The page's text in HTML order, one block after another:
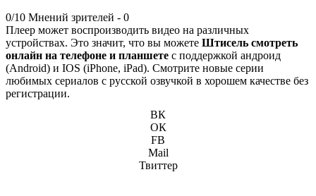
0/10 Мнений зрителей - 0
Плеер может воспроизводить видео на различных
устройствах. Это значит, что вы можете Штисель смотреть
онлайн на телефоне и планшете с поддержкой андроид
(Android) и IOS (iPhone, iPad). Смотрите новые серии
любимых сериалов с русской озвучкой в хорошем качестве без
регистрации.
ВК
ОК
FB
Mail
Твиттер